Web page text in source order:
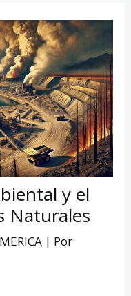
y el
Naturales
| Por